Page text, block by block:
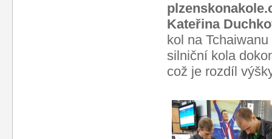
Kateřina
kol na
silniční kola
což je rozdíl